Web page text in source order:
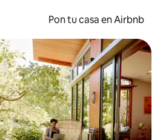
Pon tu casa en Airbnb